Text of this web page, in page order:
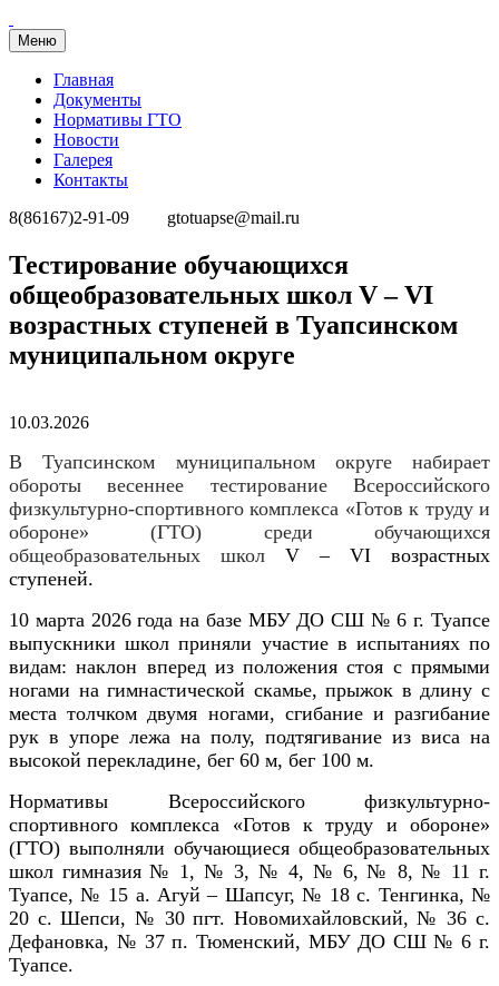
Меню
Главная
Документы
Нормативы ГТО
Новости
Галерея
Контакты
8(86167)2-91-09
gtotuapse@mail.ru
Перейти
к
содержимому
Тестирование обучающихся
общеобразовательных школ V – VI
возрастных ступеней в Туапсинском
муниципальном округе
Опубликовано
10.03.2026
В Туапсинском муниципальном округе набирает
обороты весеннее тестирование Всероссийского
физкультурно-спортивного комплекса «Готов к труду и
обороне» (ГТО) среди обучающихся
общеобразовательных школ V – VI возрастных
ступеней.
10 марта 2026 года на базе МБУ ДО СШ № 6 г. Туапсе
выпускники школ приняли участие в испытаниях по
видам:наклон вперед из положения стоя с прямыми
ногами на гимнастической скамье, прыжок в длину с
места толчком двумя ногами, сгибание и разгибание
рук в упоре лежа на полу, подтягивание из виса на
высокой перекладине, бег 60 м, бег 100 м.
Нормативы Всероссийского физкультурно-
спортивного комплекса «Готов к труду и обороне»
(ГТО) выполняли обучающиеся общеобразовательных
школ гимназия № 1, № 3, № 4, № 6, № 8, № 11 г.
Туапсе, № 15 а. Агуй – Шапсуг, № 18 с. Тенгинка, №
20 с. Шепси, № 30 пгт. Новомихайловский, № 36 с.
Дефановка, № 37 п. Тюменский, МБУ ДО СШ № 6 г.
Туапсе.